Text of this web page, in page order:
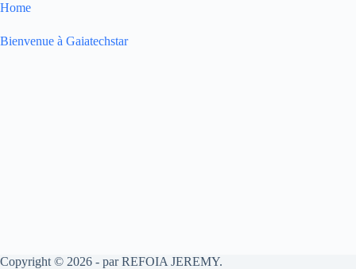
Home
Bienvenue à Gaiatechstar
Copyright © 2026 - par REFOIA JEREMY.